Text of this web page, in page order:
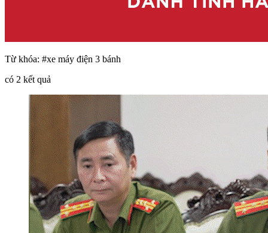
Từ khóa: #xe máy điện 3 bánh
có 2 kết quả